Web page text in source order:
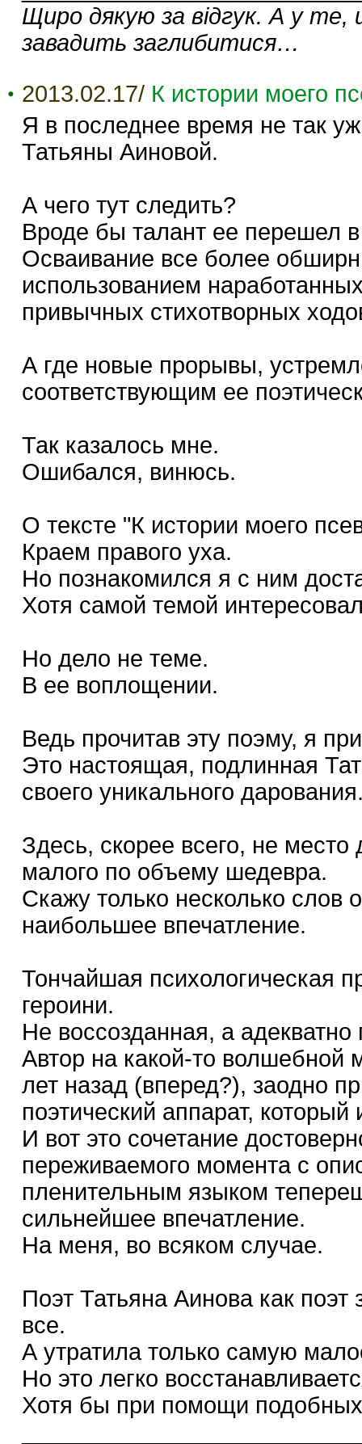
Щиро дякую за відгук. А у те,
завадить заглибитися…
2013.02.17/ К истории моего
Я в последнее время не так
Татьяны Аиновой.
А чего тут следить?
Вроде бы талант ее перешел
Осваивание все более
использованием
привычных стихотворных
А где новые прорывы,
соответствующим ее
Так казалось мне.
Ошибался, винюсь.
О тексте "К истории моего
Краем правого уха.
Но познакомился я с ним
Хотя самой темой
Но дело не теме.
В ее воплощении.
Ведь прочитав эту поэму, я
Это настоящая, подлинная
своего уникального
Здесь, скорее всего, не место
малого по объему шедевра.
Скажу только несколько слов
наибольшее впечатление.
Тончайшая психологическая
героини.
Не воссозданная, а
Автор на какой-то волшебной
лет назад (вперед?), заодно
поэтический аппарат,
И вот это сочетание
переживаемого момента с
пленительным языком
сильнейшее впечатление.
На меня, во всяком случае.
Поэт Татьяна Аинова как поэт
все.
А утратила только самую
Но это легко
Хотя бы при помощи